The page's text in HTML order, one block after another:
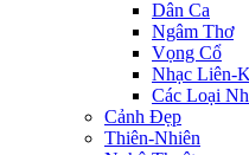
Dân Ca
Ngâm Thơ
Vọng Cổ
Nhạc Liên-
Các Loại
Cảnh Đẹp
Thiên-Nhiên